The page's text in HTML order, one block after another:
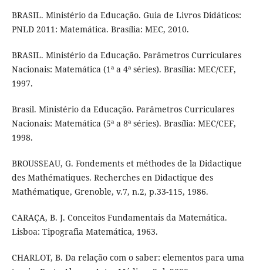
BRASIL. Ministério da Educação. Guia de Livros Didáticos:
PNLD 2011: Matemática. Brasília: MEC, 2010.
BRASIL. Ministério da Educação. Parâmetros Curriculares
Nacionais: Matemática (1ª a 4ª séries). Brasília: MEC/CEF,
1997.
Brasil. Ministério da Educação. Parâmetros Curriculares
Nacionais: Matemática (5ª a 8ª séries). Brasília: MEC/CEF,
1998.
BROUSSEAU, G. Fondements et méthodes de la Didactique
des Mathématiques. Recherches en Didactique des
Mathématique, Grenoble, v.7, n.2, p.33-115, 1986.
CARAÇA, B. J. Conceitos Fundamentais da Matemática.
Lisboa: Tipografia Matemática, 1963.
CHARLOT, B. Da relação com o saber: elementos para uma